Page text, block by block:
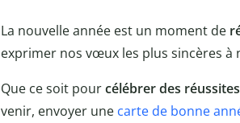
La nouvelle année est un moment de
exprimer nos vœux les plus sincères à
Que ce soit pourcélébrer des
venir, envoyer une carte de bonne